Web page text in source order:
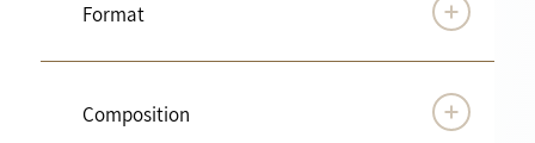
Format
Composition